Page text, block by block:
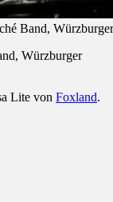
Band,
Würzburger
Lite von Foxland.